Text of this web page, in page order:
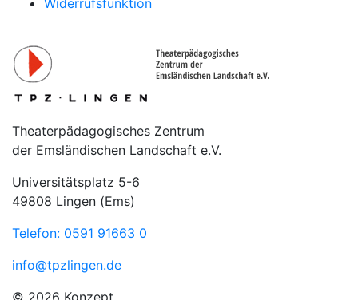
Widerrufsfunktion
Theaterpädagogisches Zentrum
der Emsländischen Landschaft e.V.
Universitätsplatz 5-6
49808 Lingen (Ems)
Telefon: 0591 91663 0
info@tpzlingen.de
© 2026 Konzept,